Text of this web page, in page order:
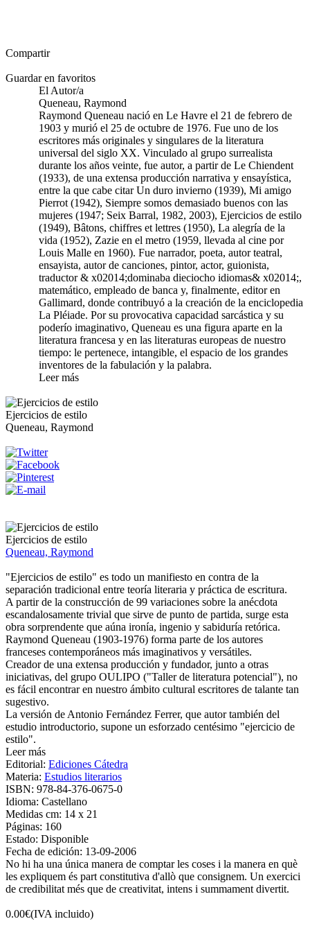
Compartir
Guardar en favoritos
El Autor/a
Queneau, Raymond
Raymond Queneau nació en Le Havre el 21 de febrero de
1903 y murió el 25 de octubre de 1976. Fue uno de los
escritores más originales y singulares de la literatura
universal del siglo XX. Vinculado al grupo surrealista
durante los años veinte, fue autor, a partir de Le Chiendent
(1933), de una extensa producción narrativa y ensayística,
entre la que cabe citar Un duro invierno (1939), Mi amigo
Pierrot (1942), Siempre somos demasiado buenos con las
mujeres (1947; Seix Barral, 1982, 2003), Ejercicios de estilo
(1949), Bâtons, chiffres et lettres (1950), La alegría de la
vida (1952), Zazie en el metro (1959, llevada al cine por
Louis Malle en 1960). Fue narrador, poeta, autor teatral,
ensayista, autor de canciones, pintor, actor, guionista,
traductor & x02014;dominaba dieciocho idiomas& x02014;,
matemático, empleado de banca y, finalmente, editor en
Gallimard, donde contribuyó a la creación de la enciclopedia
La Pléiade. Por su provocativa capacidad sarcástica y su
poderío imaginativo, Queneau es una figura aparte en la
literatura francesa y en las literaturas europeas de nuestro
tiempo: le pertenece, intangible, el espacio de los grandes
inventores de la fabulación y la palabra.
Leer más
Ejercicios de estilo
Queneau, Raymond
Ejercicios de estilo
Queneau, Raymond
"Ejercicios de estilo" es todo un manifiesto en contra de la
separación tradicional entre teoría literaria y práctica de escritura.
A partir de la construcción de 99 variaciones sobre la anécdota
escandalosamente trivial que sirve de punto de partida, surge esta
obra sorprendente que aúna ironía, ingenio y sabiduría retórica.
Raymond Queneau (1903-1976) forma parte de los autores
franceses contemporáneos más imaginativos y versátiles.
Creador de una extensa producción y fundador, junto a otras
iniciativas, del grupo OULIPO ("Taller de literatura potencial"), no
es fácil encontrar en nuestro ámbito cultural escritores de talante tan
sugestivo.
La versión de Antonio Fernández Ferrer, que autor también del
estudio introductorio, supone un esforzado centésimo "ejercicio de
estilo".
Leer más
Editorial: Ediciones Cátedra
Materia: Estudios literarios
ISBN: 978-84-376-0675-0
Idioma: Castellano
Medidas cm: 14 x 21
Páginas: 160
Estado: Disponible
Fecha de edición: 13-09-2006
No hi ha una única manera de comptar les coses i la manera en què
les expliquem és part constitutiva d'allò que consignem. Un exercici
de credibilitat més que de creativitat, intens i summament divertit.
0.00€(IVA incluido)